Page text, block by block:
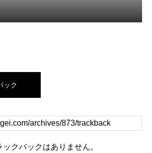
ック
クバックはありません。